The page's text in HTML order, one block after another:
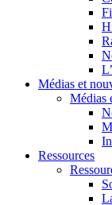
Médias et
Médias
Ressources